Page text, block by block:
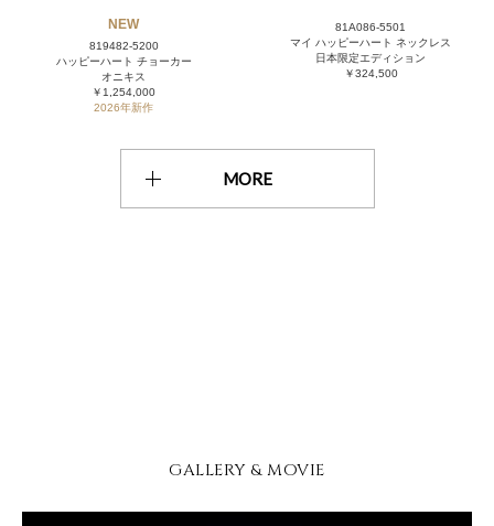
NEW
819482-5200
ハッピーハート チョーカー
オニキス
￥1,254,000
2026年新作
81A086-5501
マイ ハッピーハート ネックレス
日本限定エディション
￥324,500
MORE
GALLERY & MOVIE